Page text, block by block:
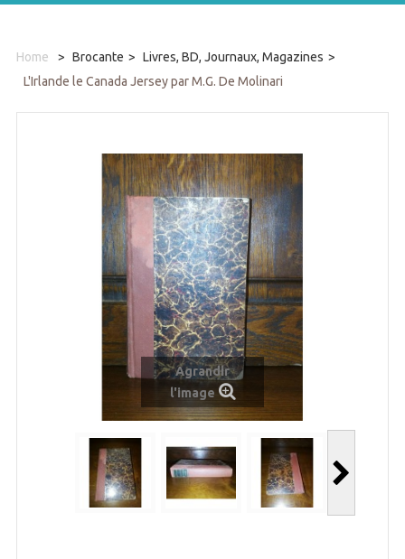
Home > Brocante > Livres, BD, Journaux, Magazines >
L'Irlande le Canada Jersey par M.G. De Molinari
Agrandir
l'image